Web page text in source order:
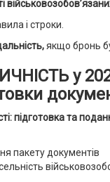
і строки.
якщо бронь
у
підготовка та
пакету документів